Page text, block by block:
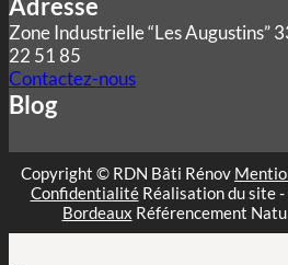
Adresse
Zone Industrielle “Les Augustins”
22 51 85
Contactez-nous
Blog
Copyright © RDN Bâti Rénov
ConfidentialitéRéalisation du site -
Bordeaux Référencement